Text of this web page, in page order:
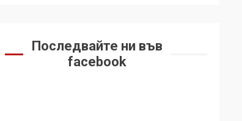
Последвайте ни във
facebook